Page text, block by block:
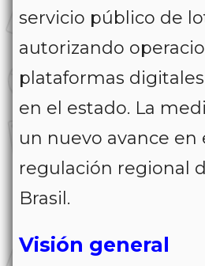
servicio público de
autorizando
plataformas
en el estado. La
un nuevo avance en
regulación regional
Brasil.
Visión general